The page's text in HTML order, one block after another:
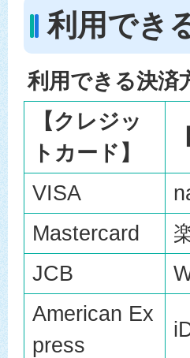
利用でき
利用できる決済
【クレジッ
トカード】
VISA
Mastercard
JCB
American Ex
press